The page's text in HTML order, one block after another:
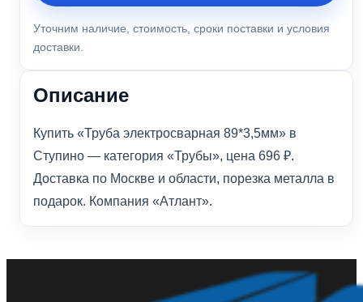
Уточним наличие, стоимость, сроки поставки и условия
доставки.
Описание
Купить «Труба электросварная 89*3,5мм» в
Ступино — категория «Трубы», цена 696 ₽.
Доставка по Москве и области, порезка металла в
подарок. Компания «Атлант».